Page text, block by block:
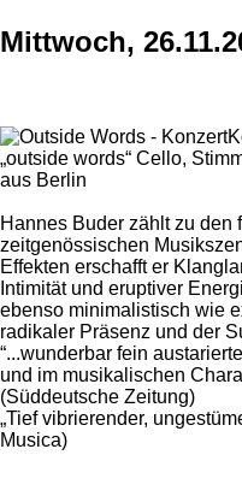
Mittwoch,
„outside words“ Cello,
aus Berlin
Hannes Buder zählt zu den
zeitgenössischen
Effekten erschafft er
Intimität und eruptiver
ebenso minimalistisch wie
radikaler Präsenz und der
“...wunderbar fein
und im musikalischen
(Süddeutsche Zeitung)
„Tief vibrierender,
Musica)